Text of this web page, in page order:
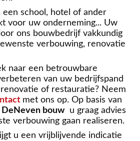
school, hotel of ander
voor uw onderneming... Uw
ons bouwbedrijf vakkundig
verbouwing, renovatie
naar een betrouwbare
van uw bedrijfspand
of restauratie? Neem
met ons op. Op basis van
DeNeven bouwu graag advies
verbouwing gaan realiseren.
u een vrijblijvende indicatie